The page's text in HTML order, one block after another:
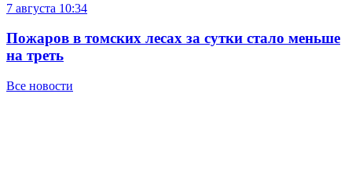
7 августа 10:34
Пожаров в томских лесах за сутки стало меньше
на треть
Все новости